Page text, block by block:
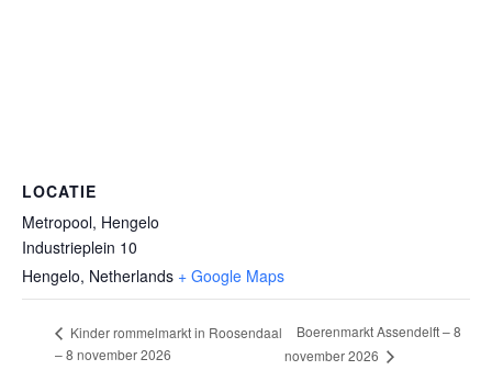
LOCATIE
Metropool, Hengelo
Industrieplein 10
Hengelo, Netherlands + Google Maps
Kinder rommelmarkt in Roosendaal
– 8 november 2026
Boerenmarkt Assendelft – 8
november 2026